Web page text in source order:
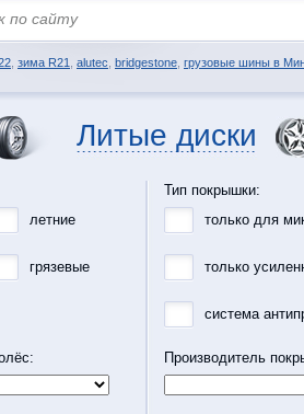
зима R21 alutec bridgestone грузовые шины в
Литые диски
летние
грязевые
Тип покрышки:
только для
только
система
Производитель